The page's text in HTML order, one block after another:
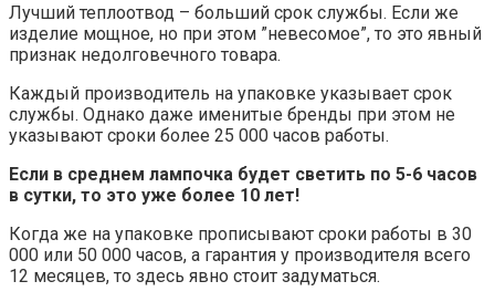
Лучший теплоотвод – больший срок службы. Если же
изделие мощное, но при этом ”невесомое”, то это явный
признак недолговечного товара.
Каждый производитель на упаковке указывает срок
службы. Однако даже именитые бренды при этом не
указывают сроки более 25 000 часов работы.
Если в среднем лампочка будет светить по 5-6 часов
в сутки, то это уже более 10 лет!
Когда же на упаковке прописывают сроки работы в 30
000 или 50 000 часов, а гарантия у производителя всего
12 месяцев, то здесь явно стоит задуматься.